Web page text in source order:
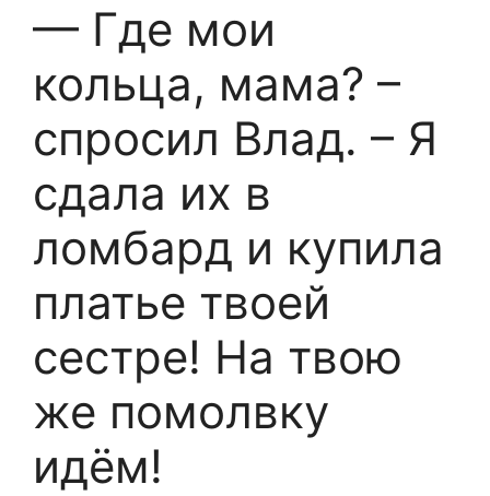
— Где мои
кольца, мама? –
спросил Влад. – Я
сдала их в
ломбард и купила
платье твоей
сестре! На твою
же помолвку
идём!